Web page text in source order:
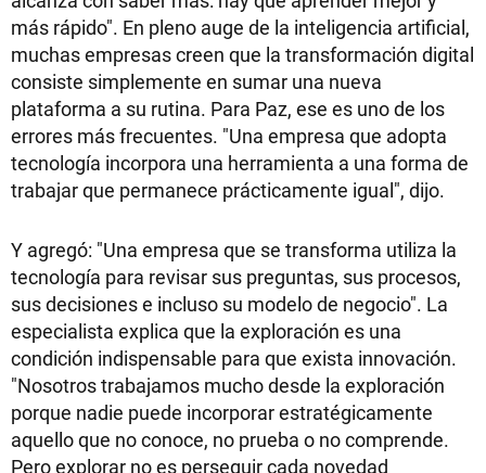
más rápido". En pleno auge de la inteligencia artificial,
muchas empresas creen que la transformación digital
consiste simplemente en sumar una nueva
plataforma a su rutina. Para Paz, ese es uno de los
errores más frecuentes. "Una empresa que adopta
tecnología incorpora una herramienta a una forma de
trabajar que permanece prácticamente igual", dijo.
Y agregó: "Una empresa que se transforma utiliza la
tecnología para revisar sus preguntas, sus procesos,
sus decisiones e incluso su modelo de negocio". La
especialista explica que la exploración es una
condición indispensable para que exista innovación.
"Nosotros trabajamos mucho desde la exploración
porque nadie puede incorporar estratégicamente
aquello que no conoce, no prueba o no comprende.
Pero explorar no es perseguir cada novedad